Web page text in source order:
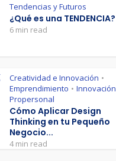
Tendencias y Futuros
¿Qué es una TENDENCIA?
6 min read
Creatividad e Innovación •
Emprendimiento • Innovación
Propersonal
Cómo Aplicar Design
Thinking en tu Pequeño
Negocio...
4 min read